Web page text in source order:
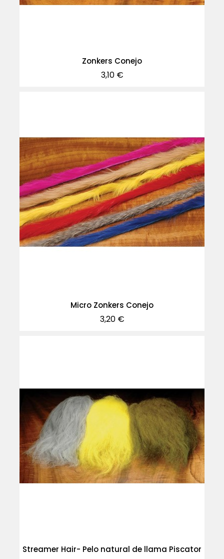
Zonkers Conejo
Precio
3,10 €
Micro Zonkers Conejo
Precio
3,20 €
Streamer Hair- Pelo natural de llama Piscator